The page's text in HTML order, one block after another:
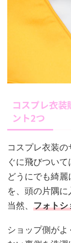
コスプレ衣
ント2つ
コスプレ衣装
ぐに飛びつい
どうにでも綺
を、頭の片隅に
当然、 フォトシ
ショップ側が